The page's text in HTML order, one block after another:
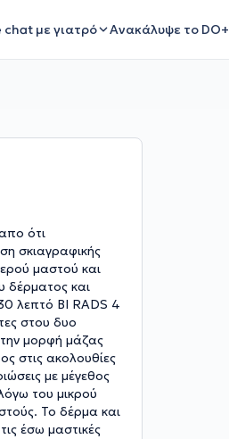
chat με γιατρό Ανακάλυψε το DO+
ότι
σκιαγραφικής
μαστού και
δέρματος και
λεπτό BI RADS 4
στου δυο
την μορφή μάζας
στις ακολουθίες
με μέγεθος
του μικρού
Το δέρμα και
έσω μαστικές